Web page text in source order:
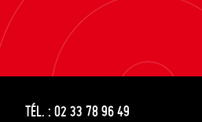
TÉL. : 02 33 78 96 49